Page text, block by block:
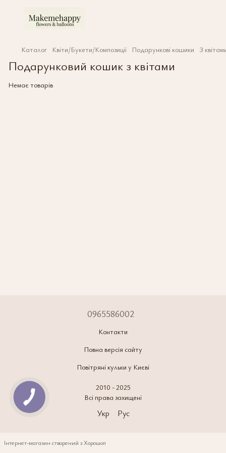
Каталог Квіти/Букети/Композиції Подарункові кошики З
Подарунковий кошик з квітами
Немає товарів
0965586002
Контакти
Повна версія сайту
Повітряні кульки у Києві
2010 - 2025
Всі права захищені
Укр Рус
Інтернет-магазин створений з Хорошоп